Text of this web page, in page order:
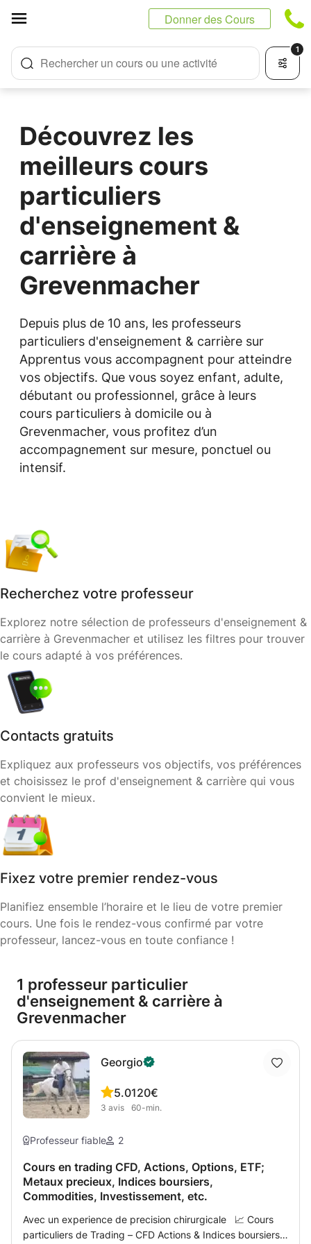
Donner des Cours
Rechercher un cours ou une activité
1
Découvrez les
meilleurs cours
particuliers
d'enseignement &
carrière à
Grevenmacher
Depuis plus de 10 ans, les professeurs
particuliers d'enseignement & carrière sur
Apprentus vous accompagnent pour atteindre
vos objectifs. Que vous soyez enfant, adulte,
débutant ou professionnel, grâce à leurs
cours particuliers à domicile ou à
Grevenmacher, vous profitez d’un
accompagnement sur mesure, ponctuel ou
intensif.
Recherchez votre professeur
Explorez notre sélection de professeurs d'enseignement &
carrière à Grevenmacher et utilisez les filtres pour trouver
le cours adapté à vos préférences.
Contacts gratuits
Expliquez aux professeurs vos objectifs, vos préférences
et choisissez le prof d'enseignement & carrière qui vous
convient le mieux.
Fixez votre premier rendez-vous
Planifiez ensemble l’horaire et le lieu de votre premier
cours. Une fois le rendez-vous confirmé par votre
professeur, lancez-vous en toute confiance !
1 professeur particulier
d'enseignement & carrière à
Grevenmacher
Georgio
5.0
3 avis
120€
60-min.
Professeur fiable 2
Cours en trading CFD, Actions, Options, ETF;
Metaux precieux, Indices boursiers,
Commodities, Investissement, etc.
Avec un experience de precision chirurgicale 📈 Cours
particuliers de Trading – CFD Actions & Indices boursiers